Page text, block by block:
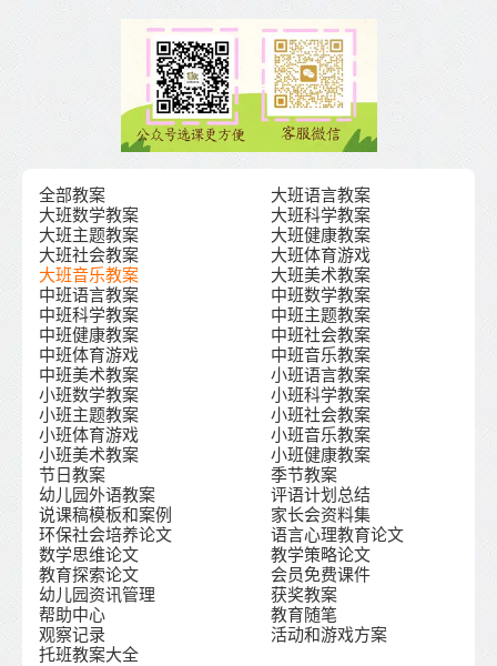
全部教案
大班语言教案
大班数学教案
大班科学教案
大班主题教案
大班健康教案
大班社会教案
大班体育游戏
大班音乐教案
大班美术教案
中班语言教案
中班数学教案
中班科学教案
中班主题教案
中班健康教案
中班社会教案
中班体育游戏
中班音乐教案
中班美术教案
小班语言教案
小班数学教案
小班科学教案
小班主题教案
小班社会教案
小班体育游戏
小班音乐教案
小班美术教案
小班健康教案
节日教案
季节教案
幼儿园外语教案
评语计划总结
说课稿模板和案例
家长会资料集
环保社会培养论文
语言心理教育论文
数学思维论文
教学策略论文
教育探索论文
会员免费课件
幼儿园资讯管理
获奖教案
帮助中心
教育随笔
观察记录
活动和游戏方案
托班教案大全